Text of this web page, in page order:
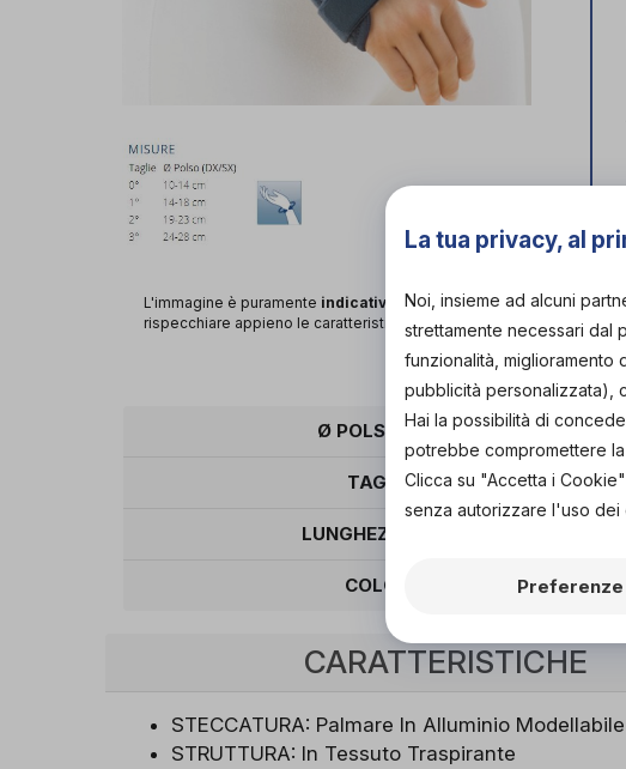
L'immagine è puramente indicativa
e potrebbe non
rispecchiare appieno le caratteristiche del prodotto.
Ø POLSO (CM)
TAGLIA
LUNGHEZZA (CM)
COLORE
CARATTERISTICHE
STECCATURA: Palmare In Alluminio Modellabile
STRUTTURA: In Tessuto Traspirante
La tua privacy, al
Noi, insieme ad alcuni
strettamente necessari dal
funzionalità, miglioramento
pubblicità personalizzata),
Hai la possibilità di
potrebbe compromettere
Clicca su "Accetta i
senza autorizzare l'uso dei
Preferenze